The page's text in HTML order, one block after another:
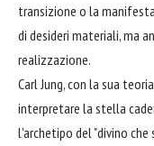
transizione o la
di desideri materiali, ma
realizzazione.
Carl Jung, con la sua
interpretare la stella
l'archetipo del "divino